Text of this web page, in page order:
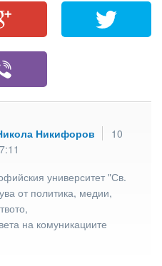
Никифоров
10
университет "Св.
от политика, медии,
на комуникациите